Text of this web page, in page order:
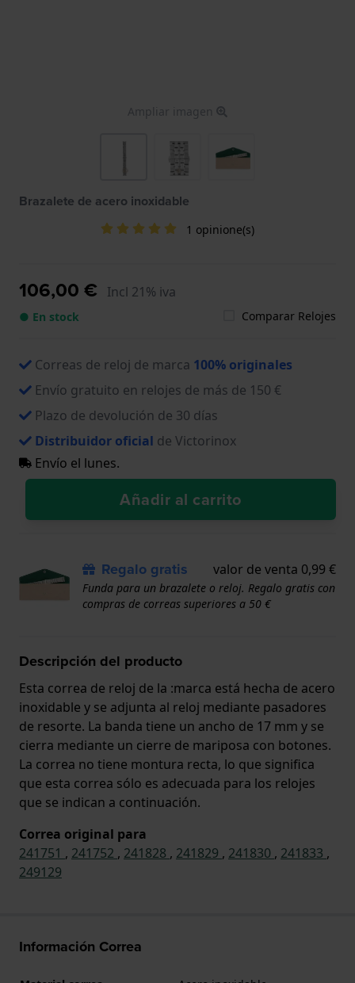
Ampliar imagen
Brazalete de acero inoxidable
1 opinione(s)
106,00 € Incl 21% iva
● En stock Comparar Relojes
Correas de reloj de marca 100% originales
Envío gratuito en relojes de más de 150 €
Plazo de devolución de 30 días
Distribuidor oficial de Victorinox
Envío el lunes.
Añadir al carrito
Regalo gratis valor de venta 0,99 €
Funda para un brazalete o reloj. Regalo gratis con
compras de correas superiores a 50 €
Descripción del producto
Esta correa de reloj de la :marca está hecha de acero
inoxidable y se adjunta al reloj mediante pasadores
de resorte. La banda tiene un ancho de 17 mm y se
cierra mediante un cierre de mariposa con botones.
La correa no tiene montura recta, lo que significa
que esta correa sólo es adecuada para los relojes
que se indican a continuación.
Correa original para
241751 , 241752 , 241828 , 241829 , 241830 , 241833 ,
249129
Información Correa